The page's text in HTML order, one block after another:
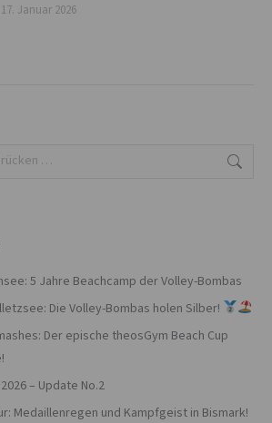
17. Januar 2026
5 Jahre Beachcamp der Volley-Bombas
Die Volley-Bombas holen Silber!
Der epische theosGym Beach Cup
– Update No.2
Medaillenregen und Kampfgeist in Bismark!